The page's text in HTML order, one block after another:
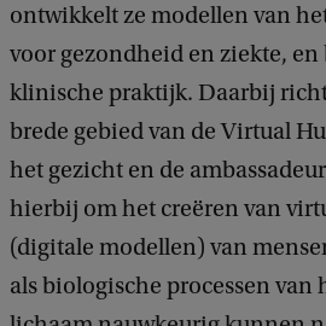
ontwikkelt ze modellen van
voor gezondheid en ziekte, en
klinische praktijk. Daarbij
brede gebied van de Virtual
het gezicht en de
hierbij om het creëren van
(digitale modellen) van
als biologische processen van